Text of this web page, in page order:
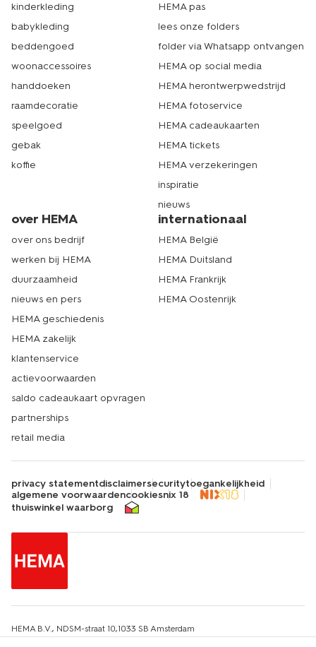
kinderkleding
babykleding
beddengoed
woonaccessoires
handdoeken
raamdecoratie
speelgoed
gebak
koffie
HEMA pas
lees onze folders
folder via Whatsapp ontvangen
HEMA op social media
HEMA herontwerpwedstrijd
HEMA fotoservice
HEMA cadeaukaarten
HEMA tickets
HEMA verzekeringen
inspiratie
nieuws
over HEMA
over ons bedrijf
werken bij HEMA
duurzaamheid
nieuws en pers
HEMA geschiedenis
HEMA zakelijk
klantenservice
actievoorwaarden
saldo cadeaukaart opvragen
partnerships
retail media
internationaal
HEMA België
HEMA Duitsland
HEMA Frankrijk
HEMA Oostenrijk
privacy statementdisclaimersecuritytoegankelijkheid
algemene voorwaardencookiesnix 18
thuiswinkel waarborg
HEMA B.V., NDSM-straat 10,1033 SB Amsterdam
KvK-nummer: 34215639